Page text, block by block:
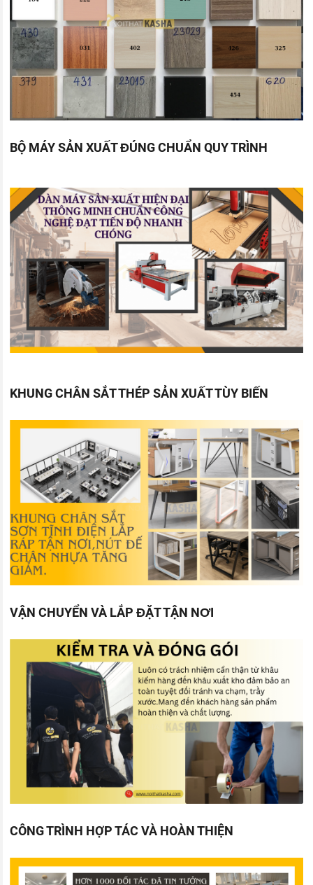
BỘ MÁY SẢN XUẤT ĐÚNG CHUẨN QUY TRÌNH
KHUNG CHÂN SẮT THÉP SẢN XUẤT TÙY BIẾN
VẬN CHUYỂN VÀ LẮP ĐẶT TẬN NƠI
CÔNG TRÌNH HỢP TÁC VÀ HOÀN THIỆN